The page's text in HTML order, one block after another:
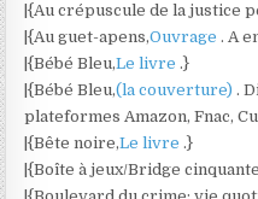
|{Au crépuscule de la justice
|{Au guet-apens,Ouvrage. A
|{Bébé Bleu,Le livre.}
|{Bébé Bleu,(la couverture).
plateformes Amazon, Fnac,
|{Bête noire,Le livre.}
|{Boîte à jeux/Bridge